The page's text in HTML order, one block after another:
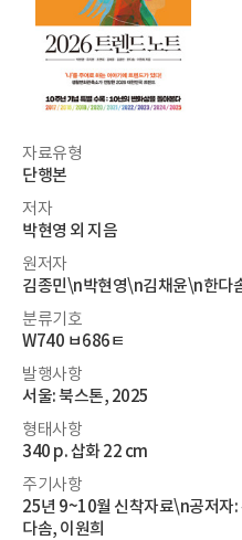
자료유형
단행본
저자
박현영 외 지음
원저자
김종민\n박현영\n김채윤\n한다
분류기호
W740 ㅂ686ㅌ
발행사항
서울: 북스톤, 2025
형태사항
340 p. 삽화 22 cm
주기사항
25년 9~10월 신착자료\n공저자:
다솜, 이원희